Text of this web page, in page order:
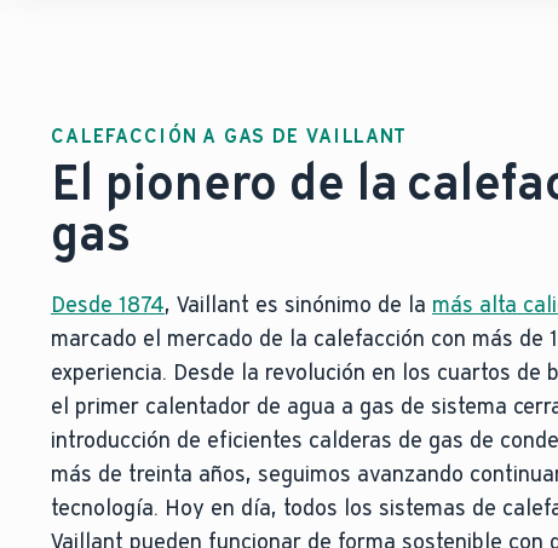
CALEFACCIÓN A GAS DE VAILLANT
El pionero de la
gas
Desde 1874, Vaillant es sinónimo de la más alta
marcado el mercado de la calefacción con más de
experiencia. Desde la revolución en los cuartos de
el primer calentador de agua a gas de sistema
introducción de eficientes calderas de gas de
más de treinta años, seguimos avanzando
tecnología. Hoy en día, todos los sistemas de
Vaillant pueden funcionar de forma sostenible con